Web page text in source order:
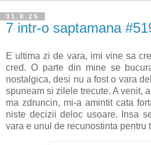
31.8.25
7 intr-o saptamana
E ultima zi de vara, imi vine sa
cred. O parte din mine se
nostalgica, desi nu a fost o vara
spuneam si zilele trecute. A venit,
ma zdruncin, mi-a amintit cata
niste decizii deloc usoare. Insa
vara e unul de recunostinta pentru